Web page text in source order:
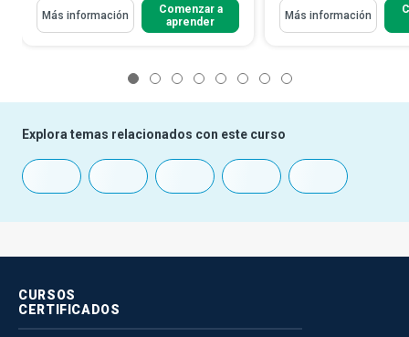
Más información
Comenzar a
aprender
Más información
Explora temas relacionados con este curso
CURSOS
CERTIFICADOS